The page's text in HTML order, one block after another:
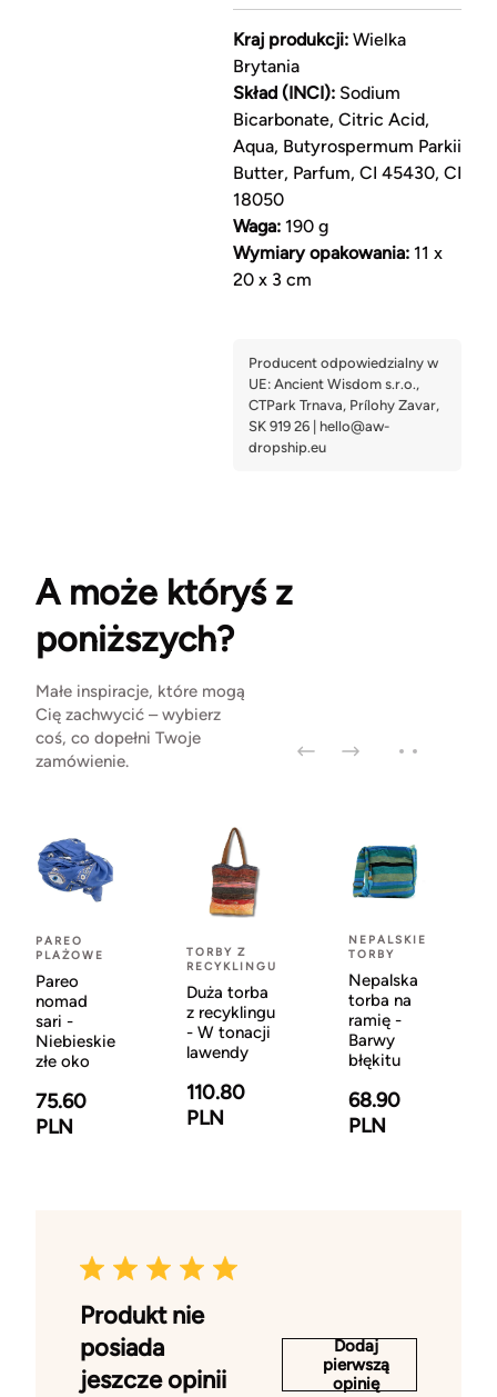
Kraj produkcji:Wielka
Brytania
Skład (INCI):Sodium
Bicarbonate, Citric Acid,
Aqua, Butyrospermum Parkii
Butter, Parfum, CI 45430, CI
18050
Waga:190 g
Wymiary opakowania:11 x
20 x 3 cm
A może któryś z
poniższych?
Małe inspiracje, które mogą
Cię zachwycić – wybierz
coś, co dopełni Twoje
zamówienie.
PAREO
PLAŻOWE
Pareo
nomad
sari -
Niebieskie
złe oko
75.60
PLN
TORBY Z
RECYKLINGU
Duża torba
z recyklingu
- W tonacji
lawendy
110.80
PLN
NEPALSKIE
TORBY
Nepalska
torba na
ramię -
Barwy
błękitu
68.90
PLN
Produkt nie
posiada
jeszcze opinii
Dodaj
pierwszą
opinię